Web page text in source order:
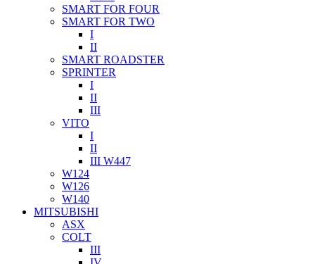
SMART FOR FOUR
SMART FOR TWO
I
II
SMART ROADSTER
SPRINTER
I
II
III
VITO
I
II
III W447
W124
W126
W140
MITSUBISHI
ASX
COLT
III